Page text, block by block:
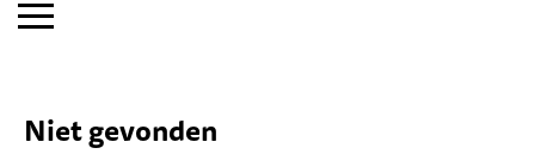
Niet gevonden